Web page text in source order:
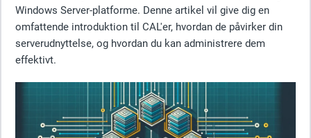
Windows Server-platforme. Denne artikel vil give dig en
omfattende introduktion til CAL'er, hvordan de påvirker din
serverudnyttelse, og hvordan du kan administrere dem
effektivt.